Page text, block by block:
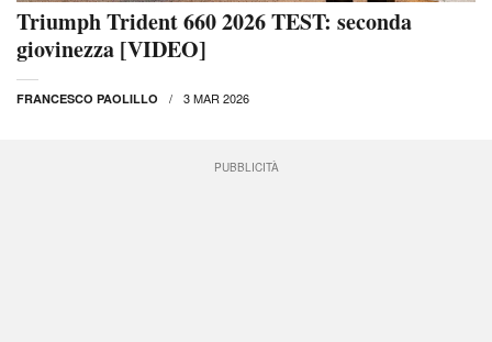
Triumph Trident 660 2026 TEST: seconda
giovinezza [VIDEO]
FRANCESCO PAOLILLO 3 MAR 2026
PUBBLICITÀ